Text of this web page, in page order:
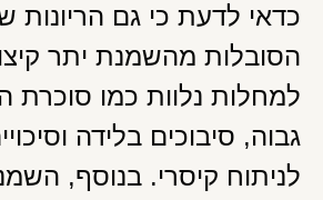
כדאי לדעת כי גם הריונות
הסובלות מהשמנת יתר
למחלות נלוות כמו סוכרת
גבוה, סיבוכים בלידה
לניתוח קיסרי. בנוסף,